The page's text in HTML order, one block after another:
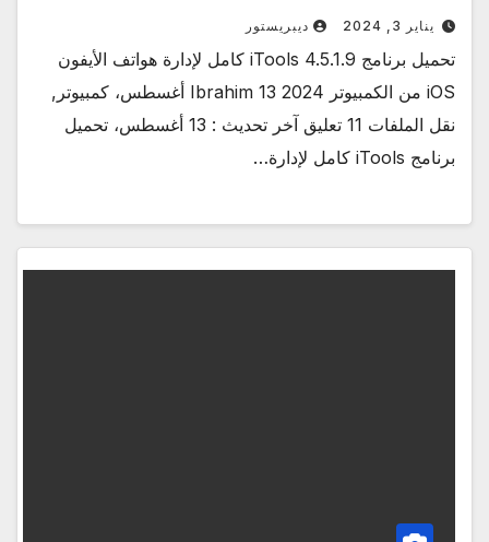
يناير 3, 2024 ديبريستور
تحميل برنامج iTools 4.5.1.9 كامل لإدارة هواتف الأيفون
iOS من الكمبيوتر 2024 Ibrahim 13 أغسطس، كمبيوتر,
نقل الملفات 11 تعليق آخر تحديث : 13 أغسطس، تحميل
برنامج iTools كامل لإدارة…